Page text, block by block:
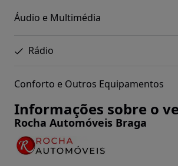
Áudio e Multimédia
Rádio
Conforto e Outros Equipamentos
Informações sobre o
Rocha Automóveis Braga